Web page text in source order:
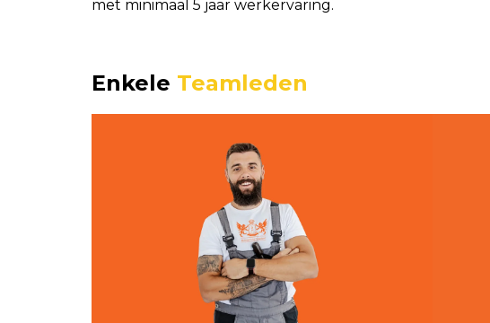
met minimaal 5 jaar werkervaring.
Enkele Teamleden